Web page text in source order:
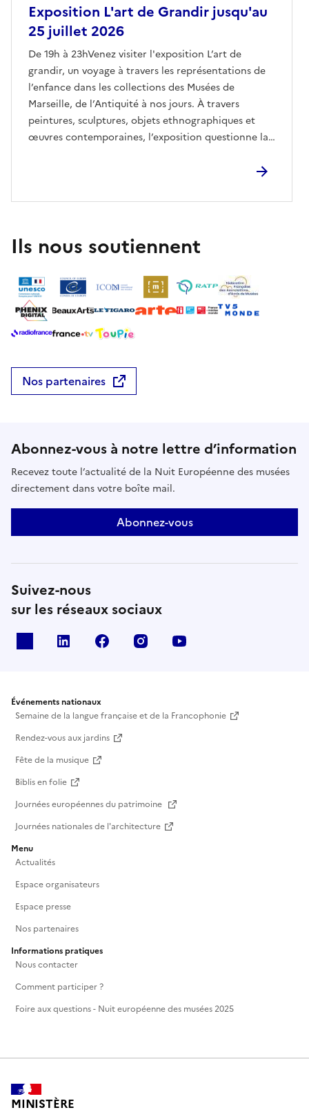
Exposition L'art de Grandir jusqu'au
25 juillet 2026
De 19h à 23hVenez visiter l'exposition L’art de
grandir, un voyage à travers les représentations de
l’enfance dans les collections des Musées de
Marseille, de l’Antiquité à nos jours. À travers
peintures, sculptures, objets ethnographiques et
œuvres contemporaines, l’exposition questionne la
personnelle, petits et grands pourront profiter des
ateliers en autonomie proposés tout au long de la
soirée!
Ils nous soutiennent
Nos partenaires
Abonnez-vous à notre lettre d’information
Recevez toute l’actualité de la Nuit Européenne des musées
directement dans votre boîte mail.
Abonnez-vous
Suivez-nous
sur les réseaux sociaux
Linkedin Facebook Instagram
Événements nationaux
Semaine de la langue française et de la Francophonie
Rendez-vous aux jardins
Fête de la musique
Biblis en folie
Journées européennes du patrimoine
Journées nationales de l'architecture
Menu
Actualités
Espace organisateurs
Espace presse
Nos partenaires
Informations pratiques
Nous contacter
Comment participer ?
Foire aux questions - Nuit européenne des musées 2025
MINISTÈRE